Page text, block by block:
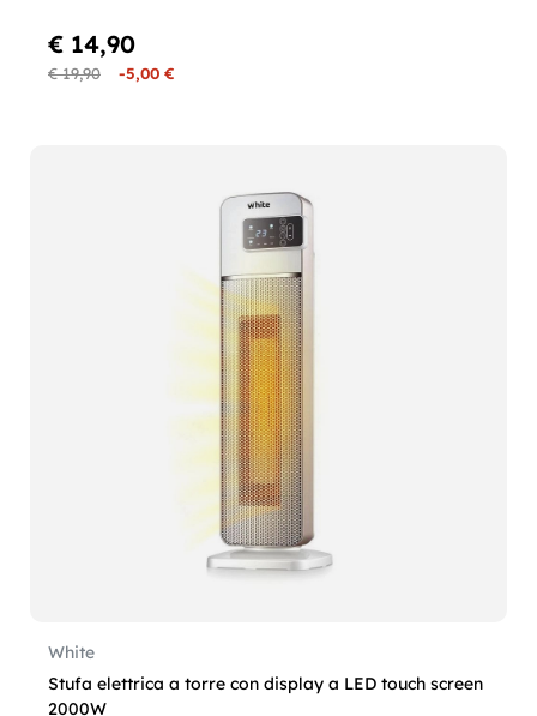
€ 19,90 -5,00 €
€ 14,90
White
Stufa elettrica a torre con display a LED touch screen
2000W